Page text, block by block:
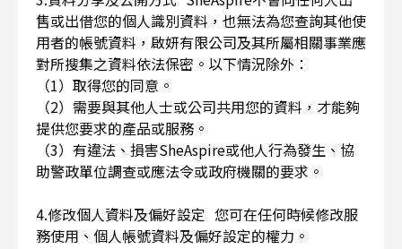
售或出借您的個人識別資料，也無法為您查詢其他使
用者的帳號資料，啟妍有限公司及其所屬相關事業應
對所搜集之資料依法保密。以下情況除外：
（1）取得您的同意。
（2）需要與其他人士或公司共用您的資料，才能夠
提供您要求的產品或服務。
（3）有違法、損害SheAspire或他人行為發生、協
助警政單位調查或應法令或政府機關的要求。
4.修改個人資料及偏好設定 您可在任何時候修改服
務使用、個人帳號資料及偏好設定的權力。